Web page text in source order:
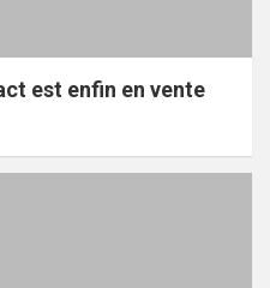
est enfin en vente